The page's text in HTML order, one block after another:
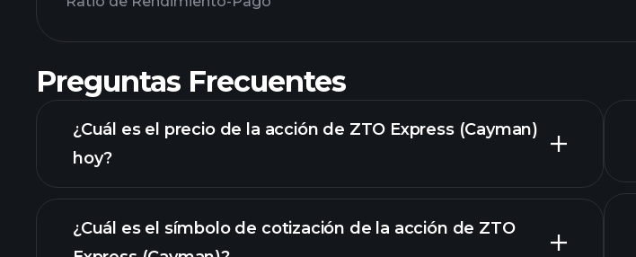
Preguntas Frecuentes
¿Cuál es el precio de la acción de ZTO Express (Cayman)
hoy?
¿Cuál es el símbolo de cotización de la acción de ZTO